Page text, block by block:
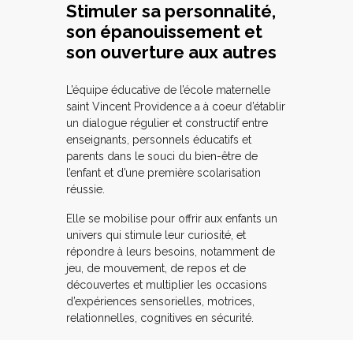
Stimuler sa personnalité,
son épanouissement et
son ouverture aux autres
L’équipe éducative de l’école maternelle
saint Vincent Providence a à coeur d’établir
un dialogue régulier et constructif entre
enseignants, personnels éducatifs et
parents dans le souci du bien-être de
l’enfant et d’une première scolarisation
réussie.
Elle se mobilise pour offrir aux enfants un
univers qui stimule leur curiosité, et
répondre à leurs besoins, notamment de
jeu, de mouvement, de repos et de
découvertes et multiplier les occasions
d’expériences sensorielles, motrices,
relationnelles, cognitives en sécurité.